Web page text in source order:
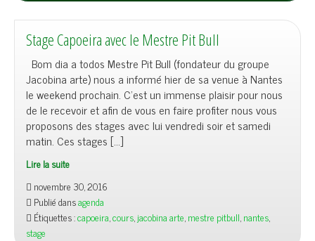
Stage Capoeira avec le Mestre Pit Bull
Bom dia a todos Mestre Pit Bull (fondateur du groupe
Jacobina arte) nous a informé hier de sa venue à Nantes
le weekend prochain. C’est un immense plaisir pour nous
de le recevoir et afin de vous en faire profiter nous vous
proposons des stages avec lui vendredi soir et samedi
matin. Ces stages […]
Lire la suite
novembre 30, 2016
Publié dansagenda
Étiquettes :capoeira,cours,jacobina arte,mestre pitbull,nantes,
stage